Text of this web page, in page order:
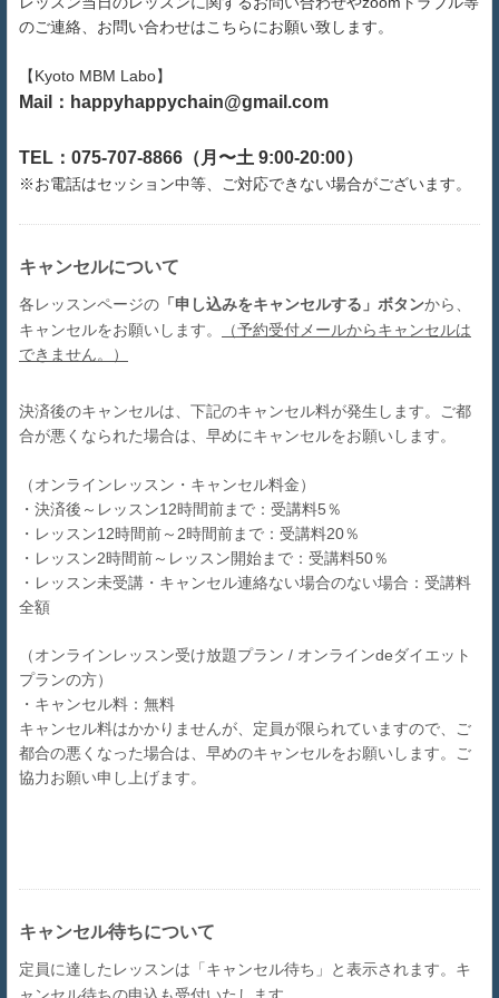
のご連絡、お問い合わせはこちらにお願い致します。
【Kyoto MBM Labo】
Mail：happyhappychain@gmail.com
TEL：075-707-8866（月〜土 9:00-20:00）
※お電話はセッション中等、ご対応できない場合がございます。
キャンセルについて
各レッスンページの 「申し込みをキャンセルする」ボタンから、
キャンセルをお願いします。
（予約受付メールからキャンセルは
できません。）
決済後のキャンセルは、下記のキャンセル料が発生します。ご都
合が悪くなられた場合は、早めにキャンセルをお願いします。
（オンラインレッスン・キャンセル料金）
・決済後～レッスン12時間前まで：受講料5％
・レッスン12時間前～2時間前まで：受講料20％
・レッスン2時間前～レッスン開始まで：受講料50％
・レッスン未受講・キャンセル連絡ない場合のない場合：受講料
全額
（オンラインレッスン受け放題プラン / オンラインdeダイエット
プランの方）
・キャンセル料：無料
キャンセル料はかかりませんが、定員が限られていますので、ご
都合の悪くなった場合は、早めのキャンセルをお願いします。ご
協力お願い申し上げます。
キャンセル待ちについて
定員に達したレッスンは「キャンセル待ち」と表示されます。 キ